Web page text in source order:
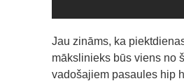
Jau zināms, ka
mākslinieks būs viens no
vadošajiem pasaules hip